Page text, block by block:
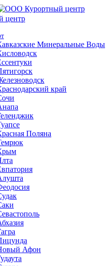
Минеральные Воды
край
Поляна
Афон